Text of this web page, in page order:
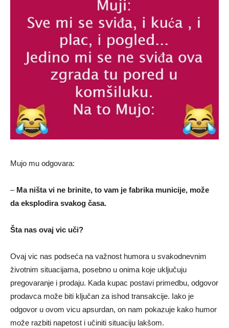
Mujo mu odgovara:
– Ma ništa vi ne brinite, to vam je fabrika municije, može
da eksplodira svakog časa.
Šta nas ovaj vic uči?
Ovaj vic nas podseća na važnost humora u svakodnevnim
životnim situacijama, posebno u onima koje uključuju
pregovaranje i prodaju. Kada kupac postavi primedbu, odgovor
prodavca može biti ključan za ishod transakcije. Iako je
odgovor u ovom vicu apsurdan, on nam pokazuje kako humor
može razbiti napetost i učiniti situaciju lakšom.